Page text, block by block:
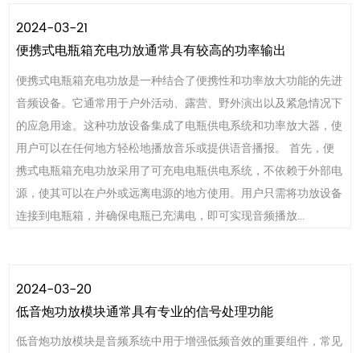
2024-03-21
便携式电瓶箱充电功放通常具有较高的功率输出
便携式电瓶箱充电功放是一种结合了便携性和功率放大功能的先进
音频设备。它通常用于户外活动、露营、野外演出以及紧急情况下
的应急用途。这种功放设备集成了电瓶供电系统和功率放大器，使
用户可以在任何地方轻松地播放音乐或提供语音播报。 首先，便
携式电瓶箱充电功放采用了可充电电瓶供电系统，不依赖于外部电
源，使其可以在户外或远离电源的地方使用。用户只需将功放设备
连接到电瓶箱，并确保电瓶已充满电，即可实现音频播放...
2024-03-20
低音炮功放模块通常具有专业的信号处理功能
低音炮功放模块是音频系统中用于增强低频音效的重要组件，常见